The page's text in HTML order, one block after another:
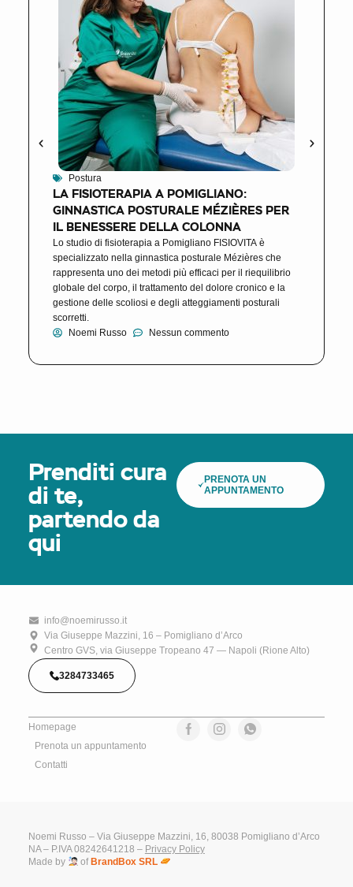
Postura
LA FISIOTERAPIA A POMIGLIANO:
GINNASTICA POSTURALE MÉZIÈRES PER
IL BENESSERE DELLA COLONNA
Lo studio di fisioterapia a Pomigliano FISIOVITA è
specializzato nella ginnastica posturale Mézières che
rappresenta uno dei metodi più efficaci per il riequilibrio
globale del corpo, il trattamento del dolore cronico e la
gestione delle scoliosi e degli atteggiamenti posturali
scorretti.
Noemi Russo
Nessun commento
Prenditi cura
di te,
partendo da
qui
PRENOTA UN
APPUNTAMENTO
info@noemirusso.it
Via Giuseppe Mazzini, 16 – Pomigliano d’Arco
Centro GVS, via Giuseppe Tropeano 47 — Napoli (Rione Alto)
3284733465
Homepage
Prenota un appuntamento
Contatti
Noemi Russo – Via Giuseppe Mazzini, 16, 80038 Pomigliano d’Arco
NA – P.IVA 08242641218 – Privacy Policy
Made by
of BrandBox SRL